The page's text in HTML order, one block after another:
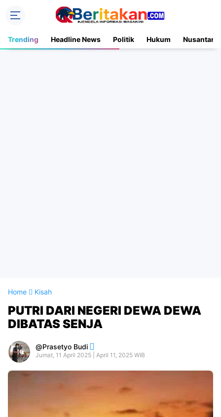
Trending Headline News Politik Hukum Nusantara
Home Kisah
PUTRI DARI NEGERI DEWA DEWA
DIBATAS SENJA
Prasetyo Budi
Jumat, 11 April 2025 | April 11, 2025 WIB